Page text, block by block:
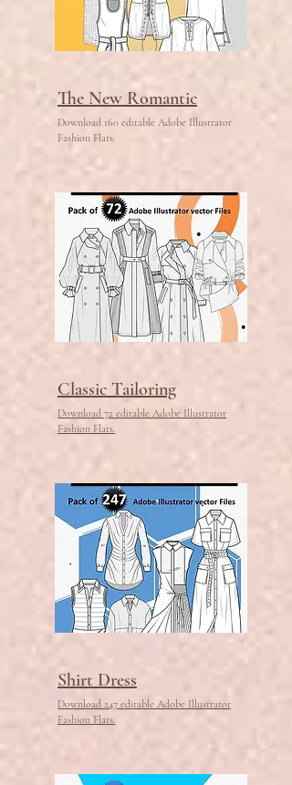
The New Romantic
Download 160 editable Adobe Illustrator
Fashion Flats.
Classic Tailoring
Download 72 editable Adobe Illustrator
Fashion Flats.
Shirt Dress
Download 247 editable Adobe Illustrator
Fashion Flats.